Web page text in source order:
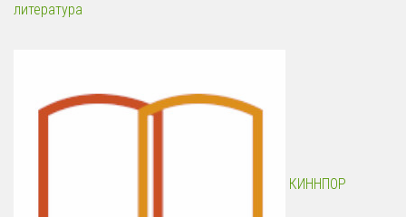
литература
КИННПОР